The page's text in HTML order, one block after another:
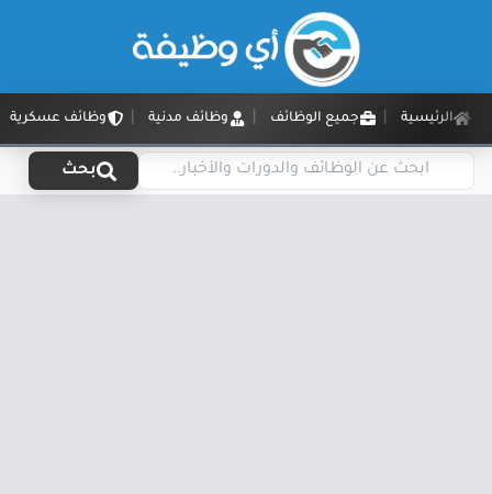
الرئيسية جميع الوظائف وظائف مدنية وظائف عسكرية
بحث